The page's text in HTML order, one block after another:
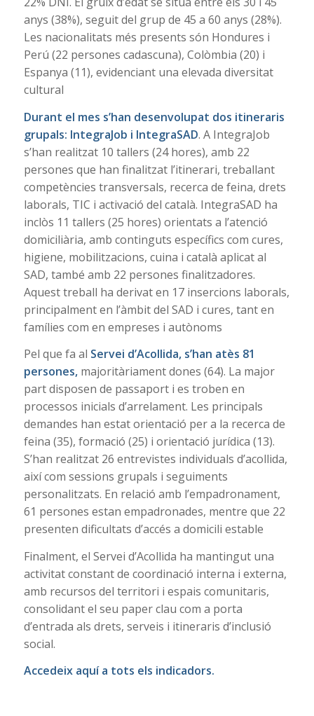
anys (38%), seguit del grup de 45 a 60 anys (28%).
Les nacionalitats més presents són Hondures i
Perú (22 persones cadascuna), Colòmbia (20) i
Espanya (11), evidenciant una elevada diversitat
cultural
Durant el mes s’han desenvolupat dos itineraris
grupals: IntegraJob i IntegraSAD. A IntegraJob
s’han realitzat 10 tallers (24 hores), amb 22
persones que han finalitzat l’itinerari, treballant
competències transversals, recerca de feina, drets
laborals, TIC i activació del català. IntegraSAD ha
inclòs 11 tallers (25 hores) orientats a l’atenció
domiciliària, amb continguts específics com cures,
higiene, mobilitzacions, cuina i català aplicat al
SAD, també amb 22 persones finalitzadores.
Aquest treball ha derivat en 17 insercions laborals,
principalment en l’àmbit del SAD i cures, tant en
famílies com en empreses i autònoms
Pel que fa al Servei d’Acollida, s’han atès 81
persones,majoritàriament dones (64). La major
part disposen de passaport i es troben en
processos inicials d’arrelament. Les principals
demandes han estat orientació per a la recerca de
feina (35), formació (25) i orientació jurídica (13).
S’han realitzat 26 entrevistes individuals d’acollida,
així com sessions grupals i seguiments
personalitzats. En relació amb l’empadronament,
61 persones estan empadronades, mentre que 22
presenten dificultats d’accés a domicili estable
Finalment, el Servei d’Acollida ha mantingut una
activitat constant de coordinació interna i externa,
amb recursos del territori i espais comunitaris,
consolidant el seu paper clau com a porta
d’entrada als drets, serveis i itineraris d’inclusió
social.
Accedeix aquí a tots els indicadors.